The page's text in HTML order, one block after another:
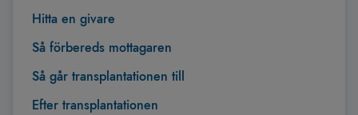
Hitta en givare
Så förbereds mottagaren
Så går transplantationen till
Efter transplantationen